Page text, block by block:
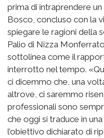
prima di intraprendere
Bosco, concluso con la
spiegare le ragioni della
Palio di Nizza
sottolinea come il
interrotto nel tempo.
ci dicemmo che, una
altrove, ci saremmo
professionali sono
che oggi si traduce in
l’obiettivo dichiarato di